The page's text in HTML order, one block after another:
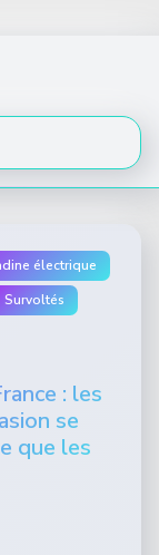
électrique
Survoltés
: les
se
que les